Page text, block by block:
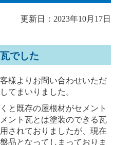
更新日：2023年10月17日
でした
様よりお問い合わせいただ
てまいりました。
と既存の屋根材がセメント
ント瓦とは塗装のできる瓦
されておりましたが、現在
品となってしまっておりま